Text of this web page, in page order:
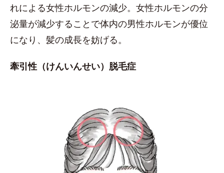
れによる女性ホルモンの減少。女性ホルモンの分
泌量が減少することで体内の男性ホルモンが優位
になり、髪の成長を妨げる。
牽引性（けんいんせい）脱毛症